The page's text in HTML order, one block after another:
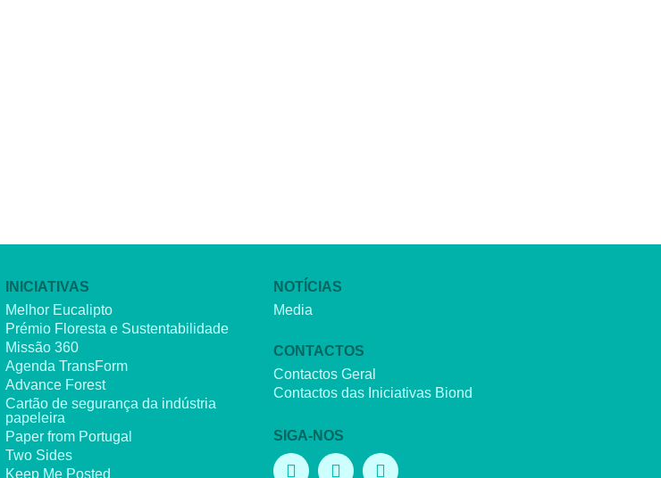
INICIATIVAS
Melhor Eucalipto
Prémio Floresta e Sustentabilidade
Missão 360
Agenda TransForm
Advance Forest
Cartão de segurança da indústria
papeleira
Paper from Portugal
Two Sides
Keep Me Posted
NOTÍCIAS
Media
CONTACTOS
Contactos Geral
Contactos das Iniciativas Biond
SIGA-NOS